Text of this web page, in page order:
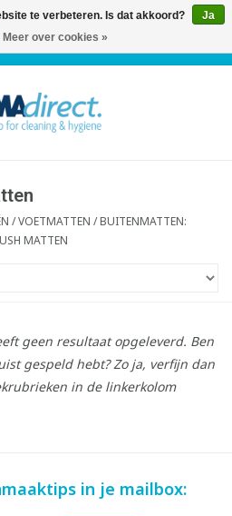
/VOETMATTEN /BUITENMATTEN:
MATTEN
geen resultaat opgeleverd. Ben
gespeld hebt? Zo ja, verfijn dan
in de linkerkolom
in je mailbox:
te verbeteren. Is dat akkoord?
Ja
Meer over cookies »